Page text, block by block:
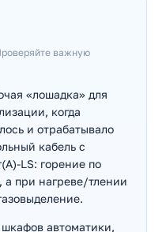
важную
«лошадка» для
когда
и отрабатывало
кабель с
LS: горение по
а при нагреве/тлении
автоматики,